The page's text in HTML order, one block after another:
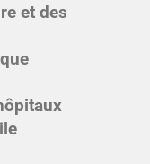
et des